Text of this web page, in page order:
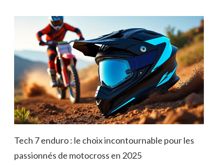
Tech 7 enduro : le choix incontournable pour les
passionnés de motocross en 2025